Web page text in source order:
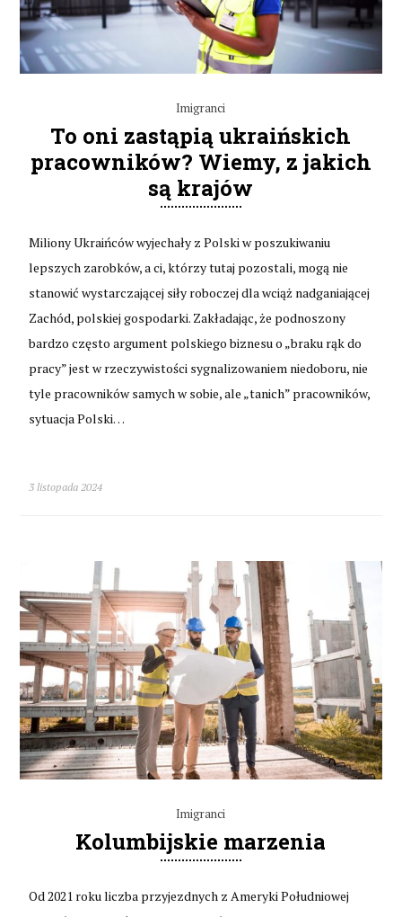
Imigranci
To oni zastąpią ukraińskich
pracowników? Wiemy, z jakich
są krajów
Miliony Ukraińców wyjechały z Polski w poszukiwaniu
lepszych zarobków, a ci, którzy tutaj pozostali, mogą nie
stanowić wystarczającej siły roboczej dla wciąż nadganiającej
Zachód, polskiej gospodarki. Zakładając, że podnoszony
bardzo często argument polskiego biznesu o „braku rąk do
pracy” jest w rzeczywistości sygnalizowaniem niedoboru, nie
tyle pracowników samych w sobie, ale „tanich” pracowników,
sytuacja Polski…
3 listopada 2024
Imigranci
Kolumbijskie marzenia
Od 2021 roku liczba przyjezdnych z Ameryki Południowej